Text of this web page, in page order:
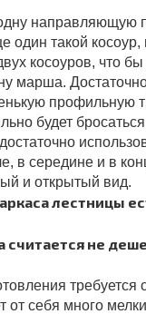
направляющую
один такой
косоуров, что
марша. Достаточно
профильную
будет бросаться
в середине и в
и открытый вид.
лестницы
считается не
требуется
от себя много